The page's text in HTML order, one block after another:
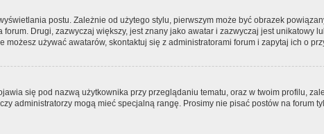
postu. Zależnie od użytego stylu, pierwszym może być obrazek
Drugi, zazwyczaj większy, jest znany jako awatar i zazwyczaj jest
używać awatarów, skontaktuj się z administratorami forum i zapytaj ich o
się pod nazwą użytkownika przy przeglądaniu tematu, oraz w twoim profilu,
administratorzy mogą mieć specjalną rangę. Prosimy nie pisać postów na forum